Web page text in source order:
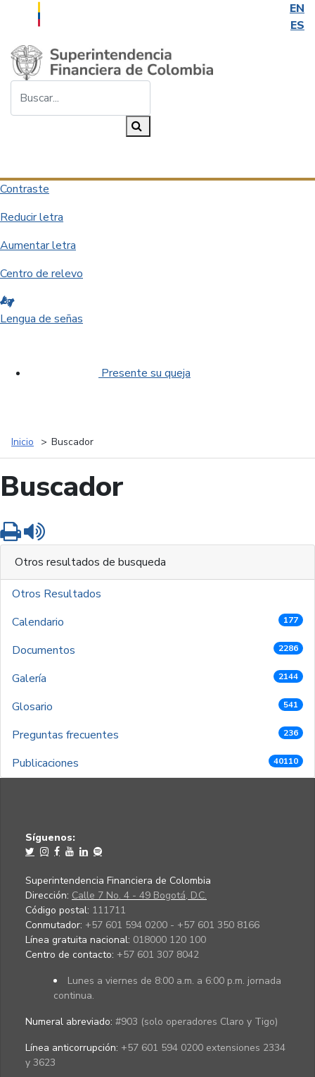
EN
ES
Saltar al contenido principal
Contraste
Reducir letra
Aumentar letra
Centro de relevo
Lengua de señas
Presente su queja
Inicio Buscador
Buscador
Imprimir
Otros resultados de busqueda
Otros Resultados
Calendario
177
Documentos 2286
Galería 2144
Glosario 541
Preguntas frecuentes 236
Publicaciones 40110
Síguenos:
Superintendencia Financiera de Colombia
Dirección: Calle 7 No. 4 - 49 Bogotá, D.C.
Código postal: 111711
Conmutador: +57 601 594 0200 - +57 601 350 8166
Línea gratuita nacional: 018000 120 100
Centro de contacto: +57 601 307 8042
Lunes a viernes de 8:00 a.m. a 6:00 p.m. jornada
continua.
Numeral abreviado: #903 (solo operadores Claro y Tigo)
Línea anticorrupción: +57 601 594 0200 extensiones 2334
y 3623